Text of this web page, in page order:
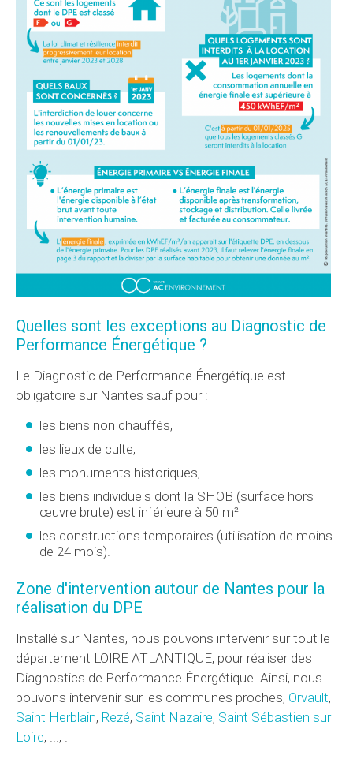
Quelles sont les exceptions au Diagnostic de
Performance Énergétique ?
Le Diagnostic de Performance Énergétique est
obligatoire sur Nantes sauf pour :
les biens non chauffés,
les lieux de culte,
les monuments historiques,
les biens individuels dont la SHOB (surface hors
œuvre brute) est inférieure à 50 m²
les constructions temporaires (utilisation de moins
de 24 mois).
Zone d'intervention autour de Nantes pour la
réalisation du DPE
Installé sur Nantes, nous pouvons intervenir sur tout le
département LOIRE ATLANTIQUE, pour réaliser des
Diagnostics de Performance Énergétique. Ainsi, nous
pouvons intervenir sur les communes proches, Orvault,
Saint Herblain, Rezé, Saint Nazaire, Saint Sébastien sur
Loire, ..., .